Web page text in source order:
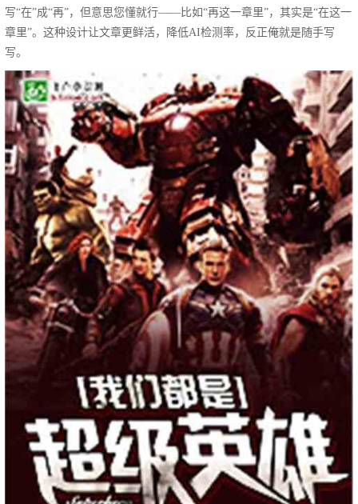
写“在”成“再”，但意思您懂就行——比如“再这一章里”，其实是“在这一
章里”。这种设计让文章更鲜活，降低AI检测率，反正俺就是随手写
写。